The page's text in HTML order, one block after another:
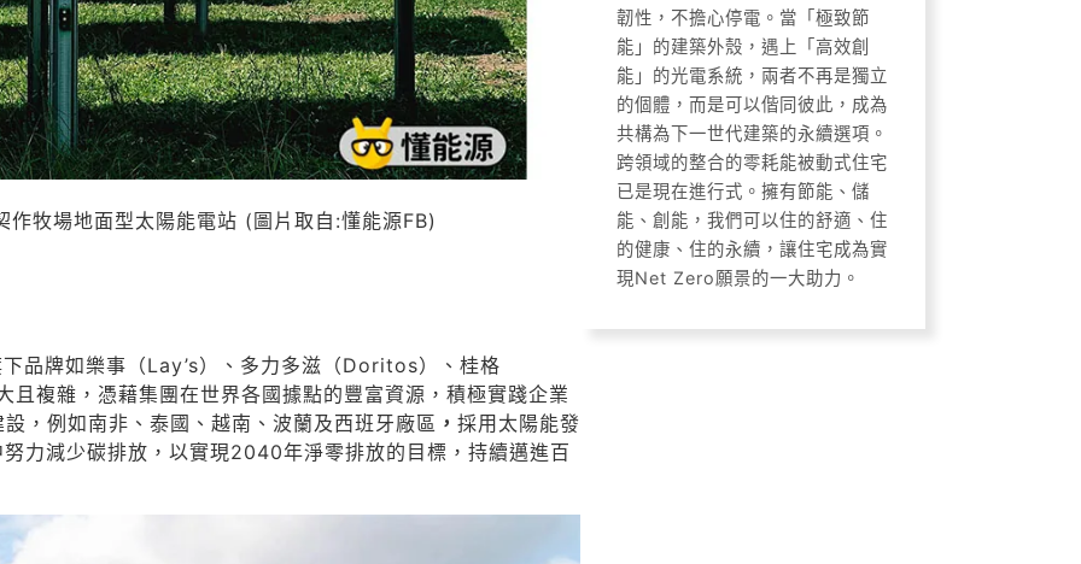
牧場地面型太陽能電站 (圖片取自:懂能源FB)
品牌如樂事（Lay’s）、多力多滋（Doritos）、桂格
複雜，憑藉集團在世界各國據點的豐富資源，積極實踐企業
，例如南非、泰國、越南、波蘭及西班牙廠區 ， 採用太陽能發
力減少碳排放，以實現2040年淨零排放的目標，持續邁進百
韌性，不擔心停電。當「極致節
能」的建築外殼，遇上「高效創
能」的光電系統，兩者不再是獨立
的個體，而是可以偕同彼此，成為
共構為下一世代建築的永續選項。
跨領域的整合的零耗能被動式住宅
已是現在進行式。擁有節能、儲
能、創能，我們可以住的舒適、住
的健康、住的永續，讓住宅成為實
現Net Zero願景的一大助力。